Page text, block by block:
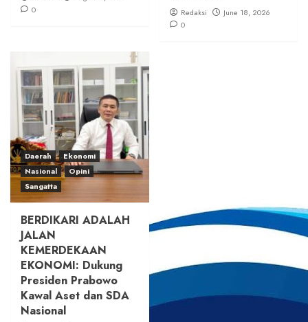
0
Redaksi
June 18, 2026
0
Daerah
Ekonomi
Nasional
Opini
Sangatta
BERDIKARI ADALAH
JALAN
KEMERDEKAAN
EKONOMI: Dukung
Presiden Prabowo
Kawal Aset dan SDA
Nasional